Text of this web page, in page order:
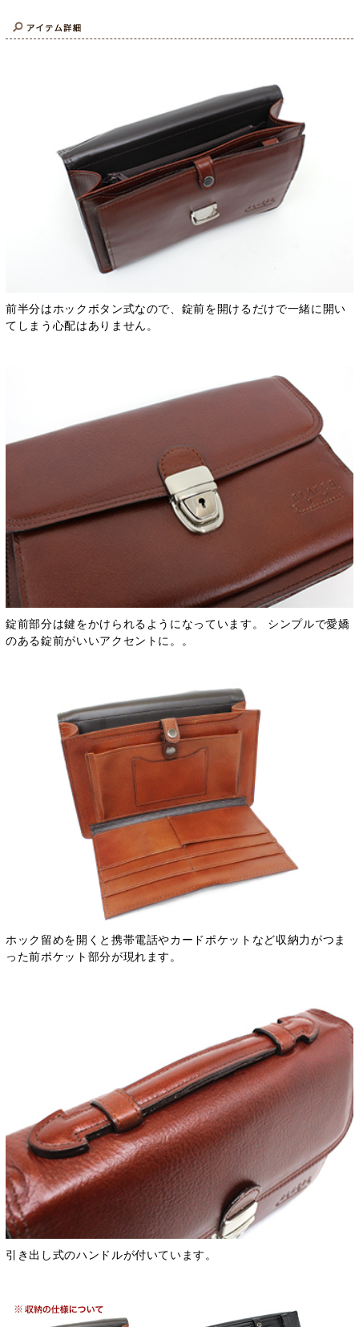
前半分はホックボタン式なので、錠前を開けるだけで一緒に開い
てしまう心配はありません。
錠前部分は鍵をかけられるようになっています。 シンプルで愛嬌
のある錠前がいいアクセントに。。
ホック留めを開くと携帯電話やカードポケットなど収納力がつま
った前ポケット部分が現れます。
引き出し式のハンドルが付いています。